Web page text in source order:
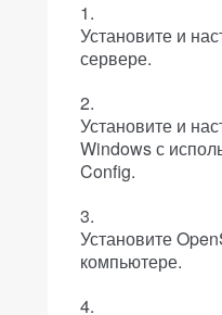
Установите и
сервере.
Установите и
Windows с
Config.
Установите
компьютере.